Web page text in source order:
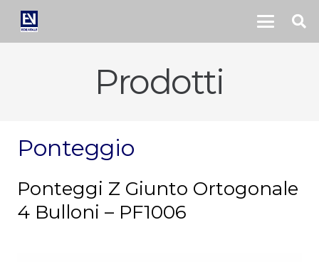
Prodotti
Ponteggio
Ponteggi Z Giunto Ortogonale
4 Bulloni – PF1006